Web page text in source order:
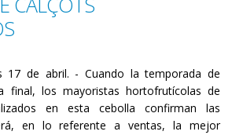
17 de abril. - Cuando la temporada de
final, los mayoristas hortofrutícolas de
en esta cebolla confirman las
en lo referente a ventas, la mejor